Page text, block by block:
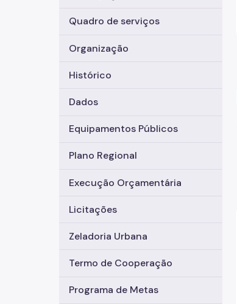
Quadro de serviços
Organização
Histórico
Dados
Equipamentos Públicos
Plano Regional
Execução Orçamentária
Licitações
Zeladoria Urbana
Termo de Cooperação
Programa de Metas